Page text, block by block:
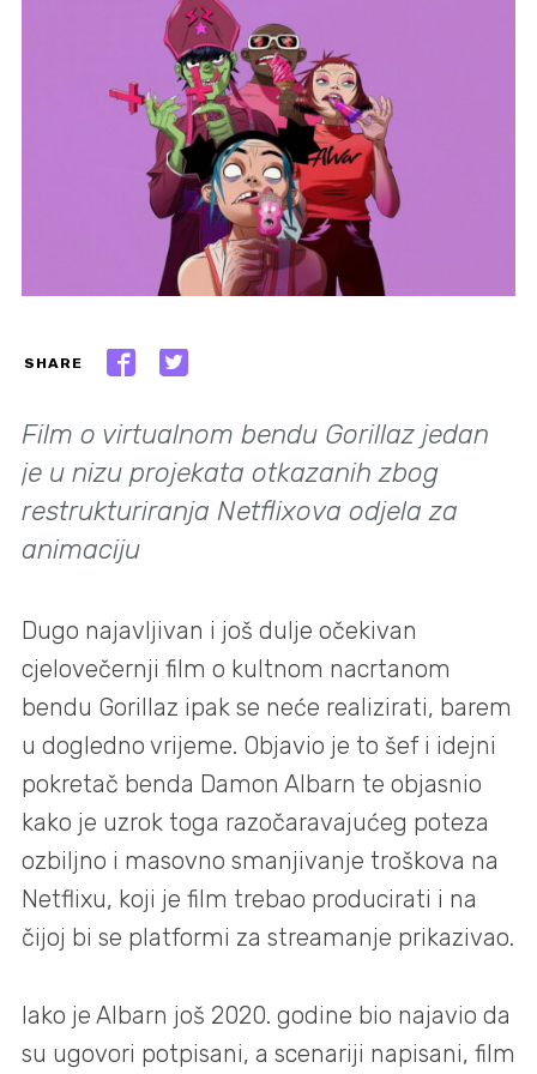
SHARE
Film o virtualnom bendu Gorillaz jedan
je u nizu projekata otkazanih zbog
restrukturiranja Netflixova odjela za
animaciju
Dugo najavljivan i još dulje očekivan
cjelovečernji film o kultnom nacrtanom
bendu Gorillaz ipak se neće realizirati, barem
u dogledno vrijeme. Objavio je to šef i idejni
pokretač benda Damon Albarn te objasnio
kako je uzrok toga razočaravajućeg poteza
ozbiljno i masovno smanjivanje troškova na
Netflixu, koji je film trebao producirati i na
čijoj bi se platformi za streamanje prikazivao.
Iako je Albarn još 2020. godine bio najavio da
su ugovori potpisani, a scenariji napisani, film